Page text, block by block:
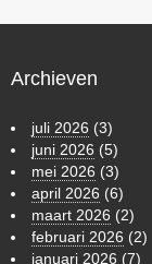
Archieven
juli 2026 (3)
juni 2026 (5)
mei 2026 (3)
april 2026 (6)
maart 2026 (2)
februari 2026 (2)
januari 2026 (7)